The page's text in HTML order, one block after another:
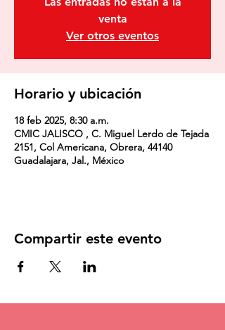
venta
Ver otros eventos
Horario y ubicación
18 feb 2025, 8:30 a.m.
CMIC JALISCO , C. Miguel Lerdo de Tejada
2151, Col Americana, Obrera, 44140
Guadalajara, Jal., México
Compartir este evento